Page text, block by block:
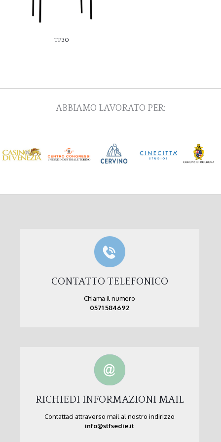
TP30
ABBIAMO LAVORATO PER:
CONTATTO TELEFONICO
Chiama il numero
0571 584692
RICHIEDI INFORMAZIONI MAIL
Contattaci attraverso mail al nostro indirizzo
info@stfsedie.it